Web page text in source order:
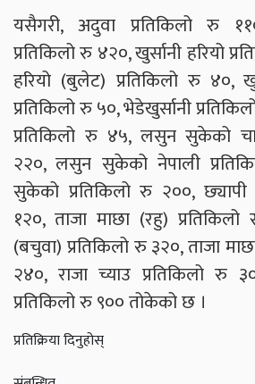
यसैगरी, अदुवा प्रतिकिलो रु
प्रतिकिलो रु ४२०, खुर्सानी हरियो
हरियो (बुलेट) प्रतिकिलो रु ४०,
प्रतिकिलो रु ५०, भेडेखुर्सानी
प्रतिकिलो रु ४५, लसुन सुकेको
२२०, लसुन सुकेको नेपाली
सुकेको प्रतिकिलो रु २००, छ्यापी
१२०, ताजा माछा (रहु)
(बचुवा) प्रतिकिलो रु ३२०, ताजा
२४०, राजा च्याउ प्रतिकिलो रु
प्रतिकिलो रु ९०० तोकेको छ ।
प्रतिक्रिया दिनुहोस्